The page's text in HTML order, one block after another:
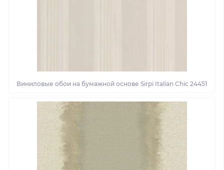
Виниловые обои на бумажной основе Sirpi Italian Chic 24451